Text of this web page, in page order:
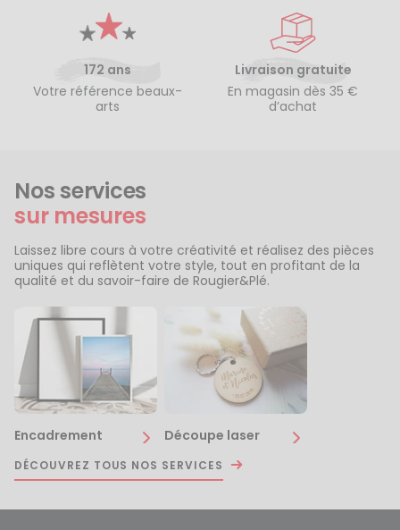
172 ans
Votre référence beaux-
arts
Livraison gratuite
En magasin dès 35 €
d’achat
Nos services
sur mesures
Laissez libre cours à votre créativité et réalisez des pièces
uniques qui reflètent votre style, tout en profitant de la
qualité et du savoir-faire de Rougier&Plé.
Encadrement Découpe laser
DÉCOUVREZ TOUS NOS SERVICES